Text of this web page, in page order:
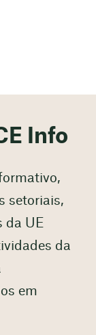
Info
setoriais,
da UE
da
em